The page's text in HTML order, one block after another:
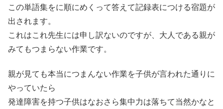
この単語集をに順にめくって答えて記録表につける宿題が
出されます。
これはこれ先生には申し訳ないのですが、大人である親が
みてもつまらない作業です。
親が見ても本当につまんない作業を子供が言われた通りに
やっていたら
発達障害を持つ子供はなおさら集中力は落ちて当然かなと